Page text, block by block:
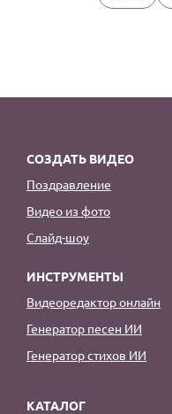
СОЗДАТЬ ВИДЕО
Поздравление
Видео из фото
Слайд-шоу
ИНСТРУМЕНТЫ
Видеоредактор онлайн
Генератор песен ИИ
Генератор стихов ИИ
КАТАЛОГ